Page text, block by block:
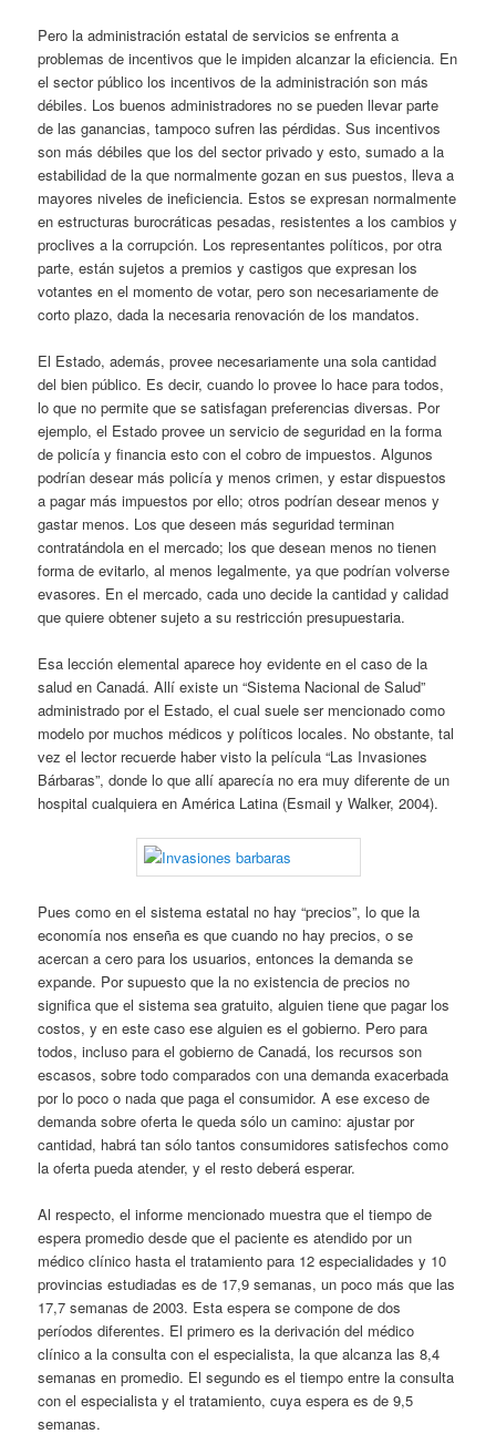
Pero la administración estatal de servicios se enfrenta a
problemas de incentivos que le impiden alcanzar la eficiencia. En
el sector público los incentivos de la administración son más
débiles. Los buenos administradores no se pueden llevar parte
de las ganancias, tampoco sufren las pérdidas. Sus incentivos
son más débiles que los del sector privado y esto, sumado a la
estabilidad de la que normalmente gozan en sus puestos, lleva a
mayores niveles de ineficiencia. Estos se expresan normalmente
en estructuras burocráticas pesadas, resistentes a los cambios y
proclives a la corrupción. Los representantes políticos, por otra
parte, están sujetos a premios y castigos que expresan los
votantes en el momento de votar, pero son necesariamente de
corto plazo, dada la necesaria renovación de los mandatos.
El Estado, además, provee necesariamente una sola cantidad
del bien público. Es decir, cuando lo provee lo hace para todos,
lo que no permite que se satisfagan preferencias diversas. Por
ejemplo, el Estado provee un servicio de seguridad en la forma
de policía y financia esto con el cobro de impuestos. Algunos
podrían desear más policía y menos crimen, y estar dispuestos
a pagar más impuestos por ello; otros podrían desear menos y
gastar menos. Los que deseen más seguridad terminan
contratándola en el mercado; los que desean menos no tienen
forma de evitarlo, al menos legalmente, ya que podrían volverse
evasores. En el mercado, cada uno decide la cantidad y calidad
que quiere obtener sujeto a su restricción presupuestaria.
Esa lección elemental aparece hoy evidente en el caso de la
salud en Canadá. Allí existe un “Sistema Nacional de Salud”
administrado por el Estado, el cual suele ser mencionado como
modelo por muchos médicos y políticos locales. No obstante, tal
vez el lector recuerde haber visto la película “Las Invasiones
Bárbaras”, donde lo que allí aparecía no era muy diferente de un
hospital cualquiera en América Latina (Esmail y Walker, 2004).
Pues como en el sistema estatal no hay “precios”, lo que la
economía nos enseña es que cuando no hay precios, o se
acercan a cero para los usuarios, entonces la demanda se
expande. Por supuesto que la no existencia de precios no
significa que el sistema sea gratuito, alguien tiene que pagar los
costos, y en este caso ese alguien es el gobierno. Pero para
todos, incluso para el gobierno de Canadá, los recursos son
escasos, sobre todo comparados con una demanda exacerbada
por lo poco o nada que paga el consumidor. A ese exceso de
demanda sobre oferta le queda sólo un camino: ajustar por
cantidad, habrá tan sólo tantos consumidores satisfechos como
la oferta pueda atender, y el resto deberá esperar.
Al respecto, el informe mencionado muestra que el tiempo de
espera promedio desde que el paciente es atendido por un
médico clínico hasta el tratamiento para 12 especialidades y 10
provincias estudiadas es de 17,9 semanas, un poco más que las
17,7 semanas de 2003. Esta espera se compone de dos
períodos diferentes. El primero es la derivación del médico
clínico a la consulta con el especialista, la que alcanza las 8,4
semanas en promedio. El segundo es el tiempo entre la consulta
con el especialista y el tratamiento, cuya espera es de 9,5
semanas.